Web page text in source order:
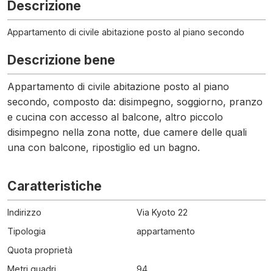
Descrizione
Appartamento di civile abitazione posto al piano secondo
Descrizione bene
Appartamento di civile abitazione posto al piano
secondo, composto da: disimpegno, soggiorno, pranzo
e cucina con accesso al balcone, altro piccolo
disimpegno nella zona notte, due camere delle quali
una con balcone, ripostiglio ed un bagno.
Caratteristiche
Indirizzo
Via Kyoto 22
Tipologia
appartamento
Quota proprietà
Metri quadri
94